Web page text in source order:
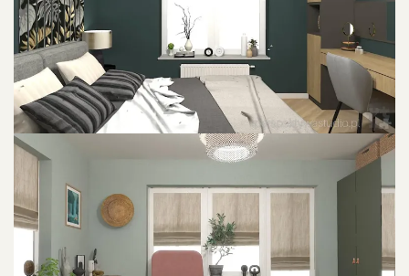
POWIU0119KSZ ZDJU0119CIE
POWIU0119KSZ ZDJU0119CIE